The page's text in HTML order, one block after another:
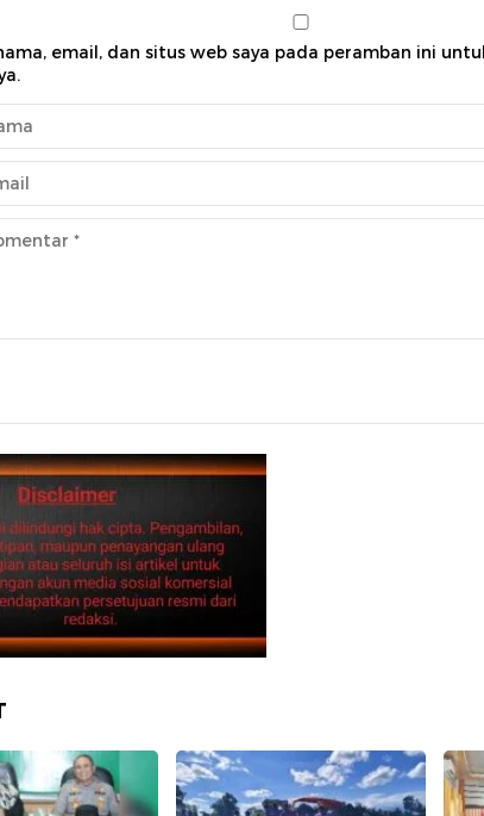
email, dan situs web saya pada peramban ini